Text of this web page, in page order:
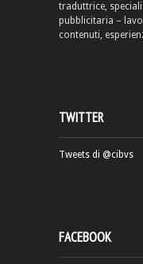
traduttrice,
pubblicitaria –
contenuti,
TWITTER
Tweets di @cibvs
FACEBOOK